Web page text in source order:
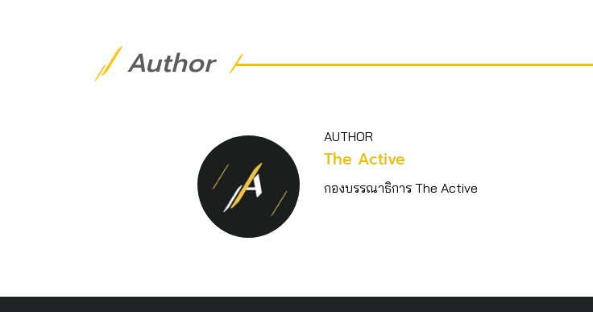
Author
AUTHOR
The Active
กองบรรณาธิการ The Active